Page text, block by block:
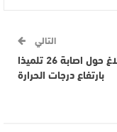
التالي
بلاغ حول اصابة 26 تلميذا
بارتفاع درجات الحرارة